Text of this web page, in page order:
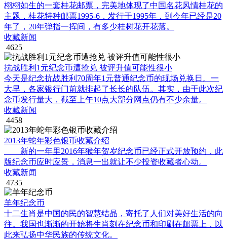
栩栩如生的一套桂花邮票，完美地体现了中国名花风情桂花的
主题，桂花特种邮票1995-6，发行于1995年，到今年已经是20
年了，20年弹指一挥间，有多少桂树花开花落。
收藏新闻
4625
抗战胜利1元纪念币遭抢兑 被评升值可能性很小
今天是纪念抗战胜利70周年1元普通纪念币的现场兑换日。一
大早，各家银行门前就排起了长长的队伍。其实，由于此次纪
念币发行量大，截至上午10点大部分网点仍有不少余量。
收藏新闻
4458
2013年蛇年彩色银币收藏介绍
新的一年里2016年猴年贺岁纪念币已经正式开放预约，此
版纪念币应时应景，消息一出就让不少投资收藏者心动。
收藏新闻
4735
羊年纪念币
十二生肖是中国的民的智慧结晶，寄托了人们对美好生活的向
往。我国也渐渐的开始将生肖刻在纪念币和印刷在邮票上，以
此来弘扬中华民族的传统文化。